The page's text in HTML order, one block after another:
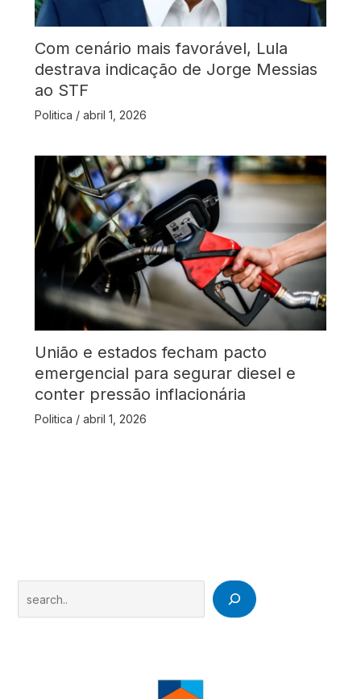
Com cenário mais favorável, Lula
destrava indicação de Jorge Messias
ao STF
Politica / abril 1, 2026
União e estados fecham pacto
emergencial para segurar diesel e
conter pressão inflacionária
Politica / abril 1, 2026